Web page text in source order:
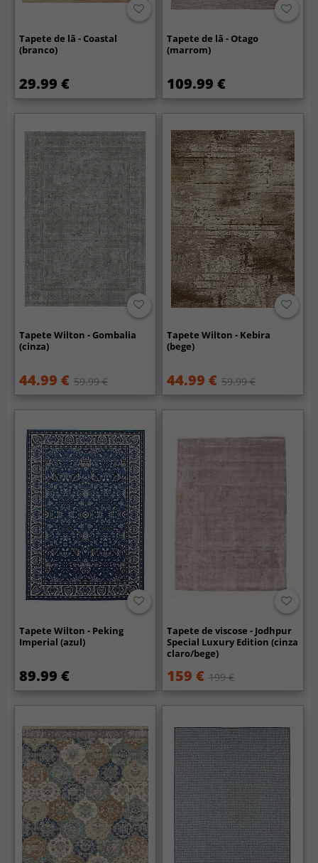
Tapete de lã - Coastal
(branco)
29.99 €
Tapete de lã - Otago
(marrom)
109.99 €
Tapete Wilton - Gombalia
(cinza)
44.99 € 59.99 €
Tapete Wilton - Kebira
(bege)
44.99 € 59.99 €
Tapete Wilton - Peking
Imperial (azul)
89.99 €
Tapete de viscose - Jodhpur
Special Luxury Edition (cinza
claro/bege)
159 € 199 €